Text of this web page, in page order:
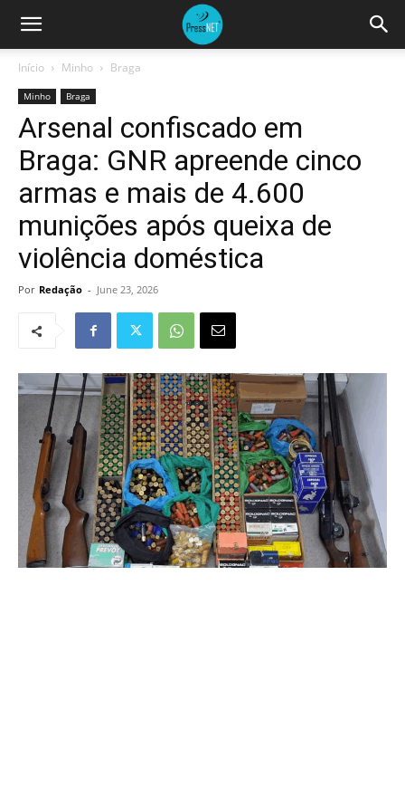
Início Minho Braga
Minho Braga
Arsenal confiscado em
Braga: GNR apreende cinco
armas e mais de 4.600
munições após queixa de
violência doméstica
Por Redação - June 23, 2026